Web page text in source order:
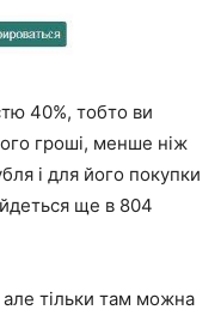
40%, тобто ви
гроші, менше ніж
і для його покупки
ще в 804
але тільки там можна